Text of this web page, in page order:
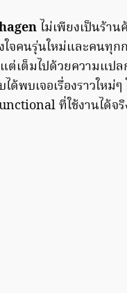
ไม่เพียงเป็นร้า
ใจคนรุ่นใหม่และคน
เต็มไปด้วยความแป
พบเจอเรื่องราวใหม่
ที่ใช้งานได้จ